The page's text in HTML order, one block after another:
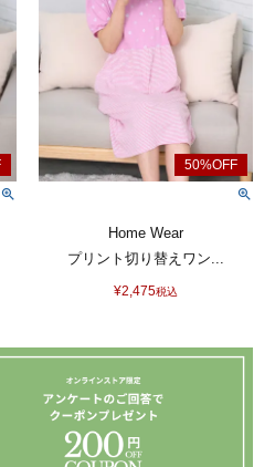
Home Wear
プリント切り替えワン...
¥2,475税込